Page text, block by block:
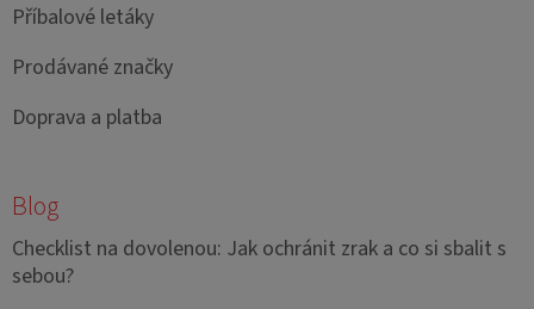
Příbalové letáky
Prodávané značky
Doprava a platba
Blog
Checklist na dovolenou: Jak ochránit zrak a co si sbalit s
sebou?